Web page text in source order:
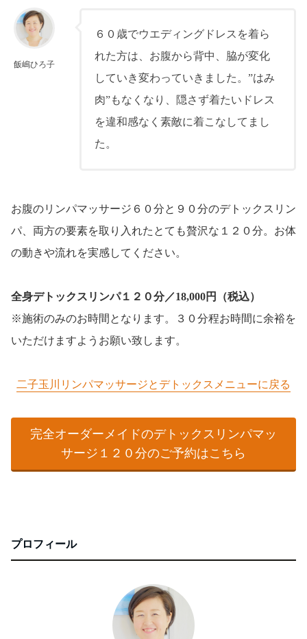
飯嶋ひろ子
６０歳でウエディングドレスを着ら
れた方は、お腹から背中、脇が変化
していき変わっていきました。”はみ
肉”もなくなり、隠さず着たいドレス
を違和感なく素敵に着こなしてまし
た。
お腹のリンパマッサージ６０分と９０分のデトックスリン
パ、両方の要素を取り入れたとても贅沢な１２０分。お体
の動きや流れを実感してください。
全身デトックスリンパ１２０分／18,000円（税込）
※施術のみのお時間となります。３０分程お時間に余裕を
いただけますようお願い致します。
二子玉川リンパマッサージとデトックスメニューに戻る
完全オーダーメイドのデトックスリンパマッ
サージ１２０分のご予約はこちら
プロフィール